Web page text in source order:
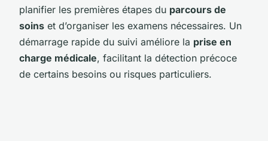
planifier les premières étapes du parcours de
soins et d’organiser les examens nécessaires. Un
démarrage rapide du suivi améliore la prise en
charge médicale, facilitant la détection précoce
de certains besoins ou risques particuliers.